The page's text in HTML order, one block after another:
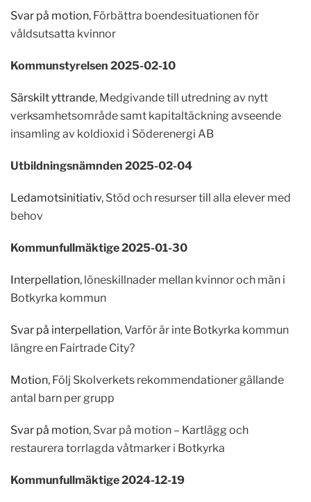
Svar på motion, Förbättra boendesituationen för
våldsutsatta kvinnor
Kommunstyrelsen 2025-02-10
Särskilt yttrande, Medgivande till utredning av nytt
verksamhetsområde samt kapitaltäckning avseende
insamling av koldioxid i Söderenergi AB
Utbildningsnämnden 2025-02-04
Ledamotsinitiativ, Stöd och resurser till alla elever med
behov
Kommunfullmäktige 2025-01-30
Interpellation, löneskillnader mellan kvinnor och män i
Botkyrka kommun
Svar på interpellation, Varför är inte Botkyrka kommun
längre en Fairtrade City?
Motion, Följ Skolverkets rekommendationer gällande
antal barn per grupp
Svar på motion, Svar på motion – Kartlägg och
restaurera torrlagda våtmarker i Botkyrka
Kommunfullmäktige 2024-12-19